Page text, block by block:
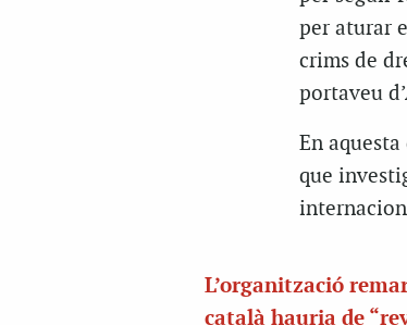
per aturar
crims de
portaveu
En
que
L’organització
català hauria de